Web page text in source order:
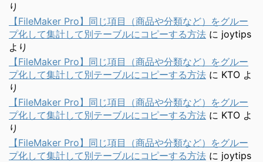
り
【FileMaker Pro】同じ項目（商品や分類など）をグルー
プ化して集計して別テーブルにコピーする方法 に joytips
より
【FileMaker Pro】同じ項目（商品や分類など）をグルー
プ化して集計して別テーブルにコピーする方法 に KTO よ
り
【FileMaker Pro】同じ項目（商品や分類など）をグルー
プ化して集計して別テーブルにコピーする方法 に KTO よ
り
【FileMaker Pro】同じ項目（商品や分類など）をグルー
プ化して集計して別テーブルにコピーする方法 に joytips